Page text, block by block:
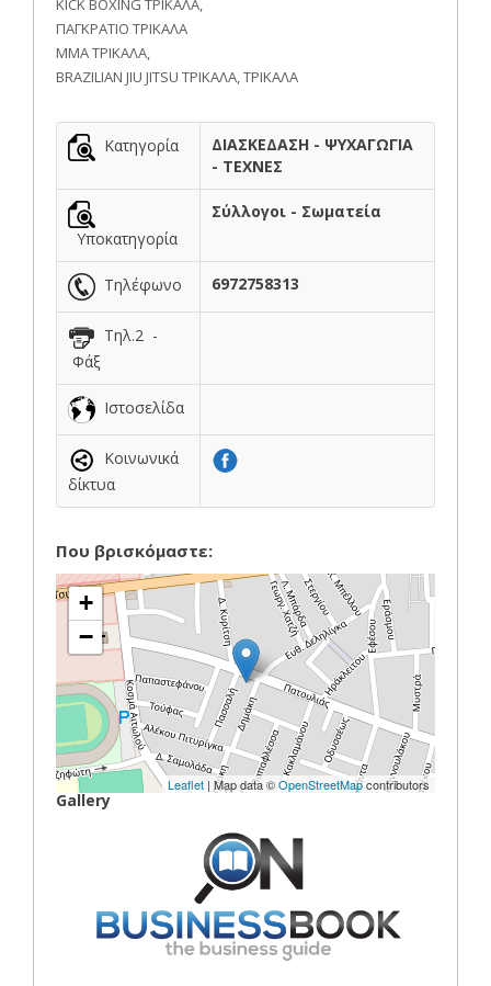
ΠΑΓΚΡΑΤΙΟ ΤΡΙΚΑΛΑ
ΜΜΑ ΤΡΙΚΑΛΑ,
BRAZILIAN JIU JITSU ΤΡΙΚΑΛΑ, ΤΡΙΚΑΛΑ
Κατηγορία
ΔΙΑΣΚΕΔΑΣΗ - ΨΥΧΑΓΩΓΙΑ
- ΤΕΧΝΕΣ
Υποκατηγορία
Σύλλογοι - Σωματεία
Τηλέφωνο 6972758313
Τηλ.2 -
Φάξ
Ιστοσελίδα
Κοινωνικά
δίκτυα
Που βρισκόμαστε:
+
−
Leaflet | Map data ©OpenStreetMapcontributors
Gallery